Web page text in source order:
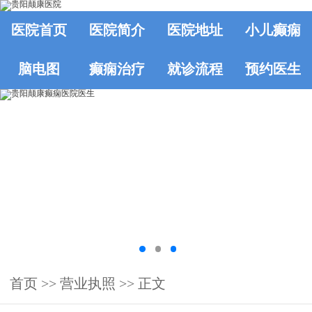
医院首页 医院简介 医院地址 小儿癫痫
脑电图 癫痫治疗 就诊流程 预约医生
首页 >> 营业执照 >> 正文